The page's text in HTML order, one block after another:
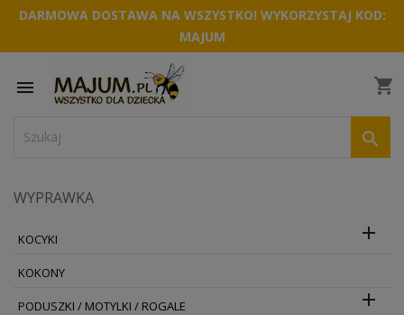
DARMOWA DOSTAWA NA WSZYSTKO! WYKORZYSTAJ KOD:
MAJUM
 shopping_cart

WYPRAWKA
KOCYKI 
KOKONY
PODUSZKI / MOTYLKI / ROGALE 